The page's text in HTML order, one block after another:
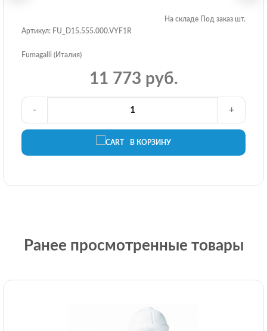
На складе Под заказ шт.
Артикул: FU_D15.555.000.VYF1R
Fumagalli (Италия)
11 773 руб.
В КОРЗИНУ
- +
Ранее просмотренные товары